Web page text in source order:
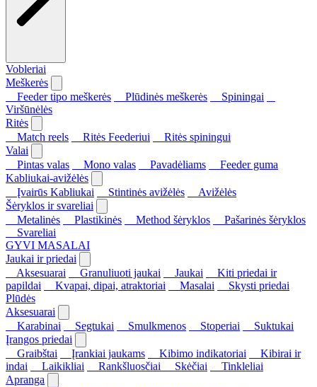
Vobleriai
Meškerės
Feeder tipo meškerės
Plūdinės meškerės
Spiningai
Viršūnėlės
Ritės
Match reels
Ritės Feederiui
Ritės spiningui
Valai
Pintas valas
Mono valas Pavadėliams
Feeder guma
Kabliukai-avižėlės
Įvairūs Kabliukai
Stintinės avižėlės
Avižėlės
Šėryklos ir svareliai
Metalinės
Plastikinės Method šėryklos
Pašarinės šėryklos
Svareliai
GYVI MASALAI
Jaukai ir priedai
Aksesuarai
Granuliuoti jaukai Jaukai
Kiti priedai ir
papildai
Kvapai, dipai, atraktoriai Masalai
Skysti priedai
Plūdės
Aksesuarai
Karabinai
Segtukai Smulkmenos Stoperiai
Suktukai
Įrangos priedai
Graibštai
Įrankiai jaukams Kibimo indikatoriai
Kibirai ir
indai
Laikikliai Rankšluosčiai Skėčiai
Tinkleliai
Apranga